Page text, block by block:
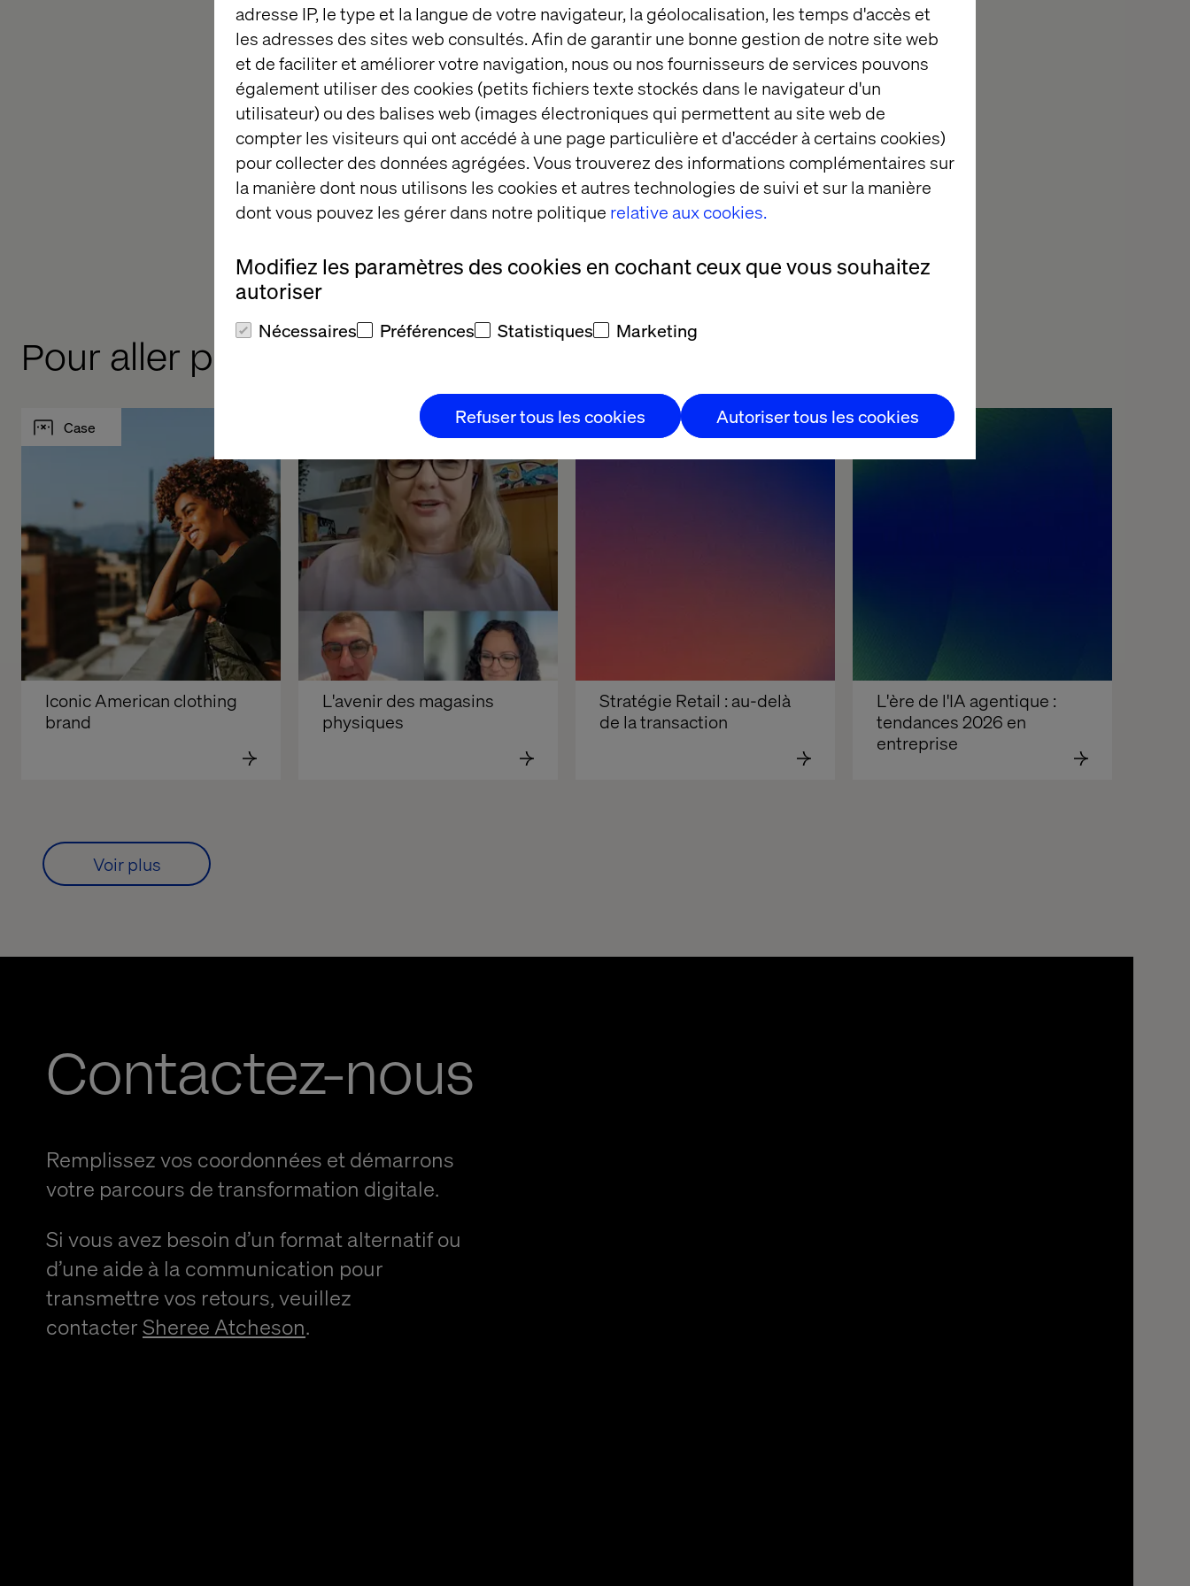
adresse IP, le type et la langue de votre navigateur, la géolocalisation, les temps d'accès et
les adresses des sites web consultés. Afin de garantir une bonne gestion de notre site web
et de faciliter et améliorer votre navigation, nous ou nos fournisseurs de services pouvons
également utiliser des cookies (petits fichiers texte stockés dans le navigateur d'un
utilisateur) ou des balises web (images électroniques qui permettent au site web de
compter les visiteurs qui ont accédé à une page particulière et d'accéder à certains cookies)
pour collecter des données agrégées. Vous trouverez des informations complémentaires sur
la manière dont nous utilisons les cookies et autres technologies de suivi et sur la manière
dont vous pouvez les gérer dans notre politique relative aux cookies.
Modifiez les paramètres des cookies en cochant ceux que vous souhaitez
autoriser
Nécessaires Préférences Statistiques Marketing
Refuser tous les cookies Autoriser tous les cookies
Valtech est une agence digitale axée sur la transformation des entreprises et nourrie
par l'innovation. Combinant les expertises expérience design, business consulting,
engineering technologique et stratégie marketing, Valtech accompagne des marques
telles que L’Oréal, BMW, Pandora, Promod, Dolby, Danone, Levi’s, PepsiCo ou Toyota.
Fondée en 1993, Valtech est aujourd’hui une des agences du digital et du commerce
les plus importantes dans le monde avec près de 5000 collaborateurs opérant dans 56
bureaux et 19 pays (Allemagne, Argentine, Brésil, Canada, Chine, Danemark, Émirats
arabes unis, Etats-Unis, France, Inde, Macédoine du Nord, Mexique, Pays-Bas,
Portugal, Royaume-Uni, Singapour, Suède, Suisse, Ukraine).
www.valtech.com
https://www.welcometothejungle.com/fr/companies/valtech
Pour aller plus loin
Case
Iconic American clothing
brand
L'avenir des magasins
physiques
Insight
Stratégie Retail : au-delà
de la transaction
Livre blanc
L'ère de l'IA agentique :
tendances 2026 en
entreprise
Voir plus
Contactez-nous
Remplissez vos coordonnées et démarrons
votre parcours de transformation digitale.
Si vous avez besoin d’un format alternatif ou
d’une aide à la communication pour
transmettre vos retours, veuillez
contacterSheree Atcheson.